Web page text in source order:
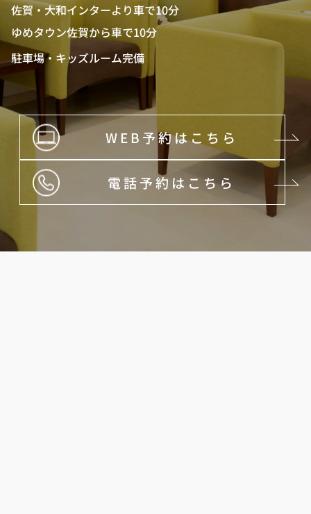
佐賀・大和インターより車で10分
ゆめタウン佐賀から車で10分
駐車場・キッズルーム完備
WEB予約はこちら
電話予約はこちら